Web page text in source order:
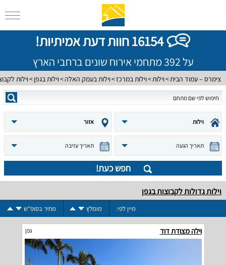
16154 חוות דעת אמיתיות!
על 392 מתחמי אירוח שונים ברחבי הארץ
צימרס – עמוד הבית וילות וילות במרכז וילות בעמק האלה וילות בגפן וילות
וילות אזור
תאריך הגעה תאריך עזיבה
חפש כעת!
וילות גדולות לקבוצות בגפן
מיין לפי: מומלץ מחיר בסופ"ש
וילה מצודת דוד גפן